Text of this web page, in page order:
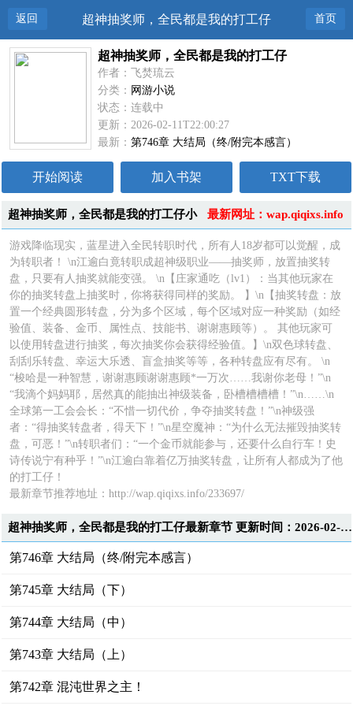
返回 超神抽奖师，全民都是我的打工仔 首页
超神抽奖师，全民都是我的打工仔
作者：飞焚琉云
分类： 网游小说
状态：连载中
更新：2026-02-11T22:00:27
最新：第746章 大结局（终/附完本感言）
开始阅读 加入书架 TXT下载
最新网址：wap.qiqixs.info
超神抽奖师，全民都是我的打工仔小
说简介
游戏降临现实，蓝星进入全民转职时代，所有人18岁都可以觉醒，成
为转职者！ \n江逾白竟转职成超神级职业——抽奖师，放置抽奖转
盘，只要有人抽奖就能变强。 \n【庄家通吃（lv1）：当其他玩家在
你的抽奖转盘上抽奖时，你将获得同样的奖励。 】\n【抽奖转盘：放
置一个经典圆形转盘，分为多个区域，每个区域对应一种奖励（如经
验值、装备、金币、属性点、技能书、谢谢惠顾等）。 其他玩家可
以使用转盘进行抽奖，每次抽奖你会获得经验值。】\n双色球转盘、
刮刮乐转盘、幸运大乐透、盲盒抽奖等等，各种转盘应有尽有。 \n
“梭哈是一种智慧，谢谢惠顾谢谢惠顾*一万次……我谢你老母！”\n
“我滴个妈妈耶，居然真的能抽出神级装备，卧槽槽槽槽！”\n……\n
全球第一工会会长：“不惜一切代价，争夺抽奖转盘！”\n神级强
者：“得抽奖转盘者，得天下！”\n星空魔神：“为什么无法摧毁抽奖转
盘，可恶！”\n转职者们：“一个金币就能参与，还要什么自行车！史
诗传说宁有种乎！”\n江逾白靠着亿万抽奖转盘，让所有人都成为了他
的打工仔！
最新章节推荐地址：http://wap.qiqixs.info/233697/
超神抽奖师，全民都是我的打工仔最新章节 更新时间：2026-02-11T22:00:27
第746章 大结局（终/附完本感言）
第745章 大结局（下）
第744章 大结局（中）
第743章 大结局（上）
第742章 混沌世界之主！